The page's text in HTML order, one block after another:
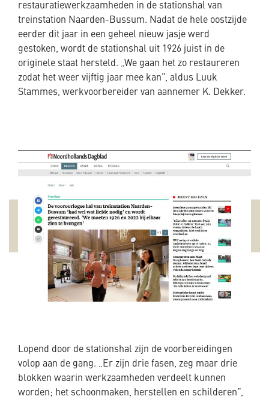
restauratiewerkzaamheden in de stationshal van
treinstation Naarden-Bussum. Nadat de hele oostzijde
eerder dit jaar in een geheel nieuw jasje werd
gestoken, wordt de stationshal uit 1926 juist in de
originele staat hersteld. „We gaan het zo restaureren
zodat het weer vijftig jaar mee kan”, aldus Luuk
Stammes, werkvoorbereider van aannemer K. Dekker.
Lopend door de stationshal zijn de voorbereidingen
volop aan de gang. „Er zijn drie fasen, zeg maar drie
blokken waarin werkzaamheden verdeelt kunnen
worden; het schoonmaken, herstellen en schilderen”,